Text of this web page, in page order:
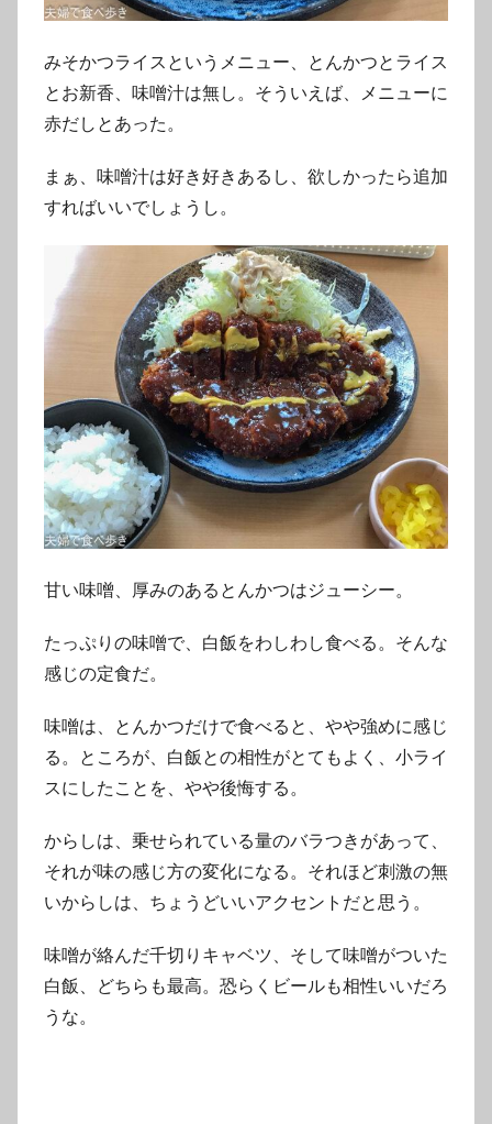
みそかつライスというメニュー、とんかつとライス
とお新香、味噌汁は無し。そういえば、メニューに
赤だしとあった。
まぁ、味噌汁は好き好きあるし、欲しかったら追加
すればいいでしょうし。
甘い味噌、厚みのあるとんかつはジューシー。
たっぷりの味噌で、白飯をわしわし食べる。そんな
感じの定食だ。
味噌は、とんかつだけで食べると、やや強めに感じ
る。ところが、白飯との相性がとてもよく、小ライ
スにしたことを、やや後悔する。
からしは、乗せられている量のバラつきがあって、
それが味の感じ方の変化になる。それほど刺激の無
いからしは、ちょうどいいアクセントだと思う。
味噌が絡んだ千切りキャベツ、そして味噌がついた
白飯、どちらも最高。恐らくビールも相性いいだろ
うな。